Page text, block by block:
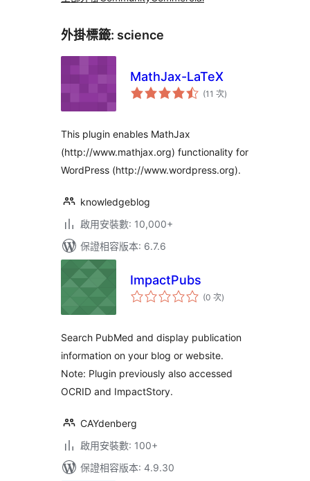
外掛標籤: science
MathJax-LaTeX
(11 次評
分)
This plugin enables MathJax
(http://www.mathjax.org) functionality for
WordPress (http://www.wordpress.org).
knowledgeblog
啟用安裝數: 10,000+
保證相容版本: 6.7.6
ImpactPubs
(0 次評
分)
Search PubMed and display publication
information on your blog or website.
Note: Plugin previously also accessed
OCRID and ImpactStory.
CAYdenberg
啟用安裝數: 100+
保證相容版本: 4.9.30